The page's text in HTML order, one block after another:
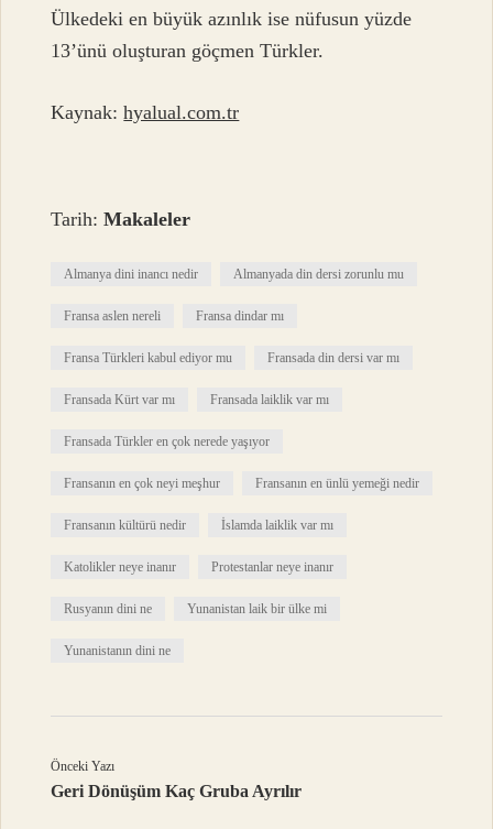
Ülkedeki en büyük azınlık ise nüfusun yüzde
13’ünü oluşturan göçmen Türkler.
Kaynak:hyalual.com.tr
Tarih:Makaleler
Almanya dini inancı nedir Almanyada din dersi zorunlu mu
Fransa aslen nereli Fransa dindar mı
Fransa Türkleri kabul ediyor mu Fransada din dersi var mı
Fransada Kürt var mı Fransada laiklik var mı
Fransada Türkler en çok nerede yaşıyor
Fransanın en çok neyi meşhur Fransanın en ünlü yemeği nedir
Fransanın kültürü nedir İslamda laiklik var mı
Katolikler neye inanır Protestanlar neye inanır
Rusyanın dini ne Yunanistan laik bir ülke mi
Yunanistanın dini ne
Önceki Yazı
Geri Dönüşüm Kaç Gruba Ayrılır